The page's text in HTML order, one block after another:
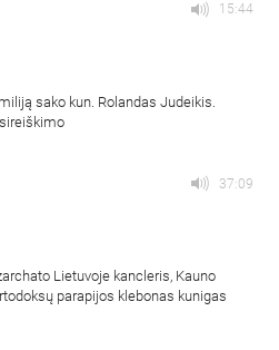
15:44
sako kun. Rolandas Judeikis.
37:09
Lietuvoje kancleris, Kauno
parapijos klebonas kunigas